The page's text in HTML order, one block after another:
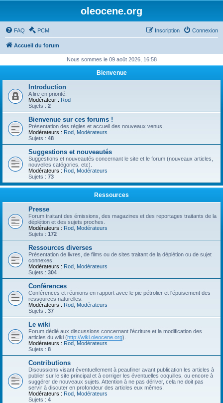
oleocene.org
FAQ PCM Connexion
Inscription
Accueil du forum
Nous sommes le 09 août 2026, 16:58
Bienvenue
Introduction
A lire en priorité.
Modérateur : Rod
Sujets : 2
Bienvenue sur ces forums !
Présentation des règles et accueil des nouveaux venus.
Modérateurs : Rod Modérateurs
Sujets : 48
Suggestions et nouveautés
Suggestions et nouveautés concernant le site et le forum (nouveaux articles,
nouvelles catégories, etc).
Modérateurs : Rod Modérateurs
Sujets : 73
Ressources
Presse
Forum traitant des émissions, des magazines et des reportages traitants de la
déplétion et des sujets proches.
Modérateurs : Rod Modérateurs
Sujets : 172
Ressources diverses
Présentation de livres, de films ou de sites traitant de la déplétion ou de sujet
connexes.
Modérateurs : Rod Modérateurs
Sujets : 304
Conférences
Conférences et réunions en rapport avec le pic pétrolier et l'épuisement des
ressources naturelles.
Modérateurs : Rod Modérateurs
Sujets : 37
Le wiki
Forum dédié aux discussions concernant l'écriture et la modification des
articles du wiki (http://wiki.oleocene.org).
Modérateurs : Rod Modérateurs
Sujets : 8
Contributions
Discussions visant éventuellement à peaufiner avant publication les articles à
publier sur le site principal et à corriger les éventuelles coquilles, ou encore à
suggérer de nouveaux sujets. Attention à ne pas dériver, cela ne doit pas
servir à discuter en profondeur des articles eux mêmes.
Modérateurs : Rod Modérateurs
Sujets : 4